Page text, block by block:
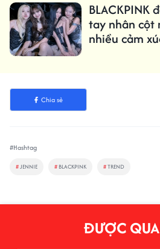
BLACKPINK
tay nhân cột
nhiều cảm
Chia sẻ
#Hashtag
#JENNIE # BLACKPINK #TREND
ĐƯỢC